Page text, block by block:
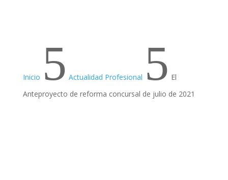
Inicio 5 Actualidad Profesional 5 El
Anteproyecto de reforma concursal de julio de 2021